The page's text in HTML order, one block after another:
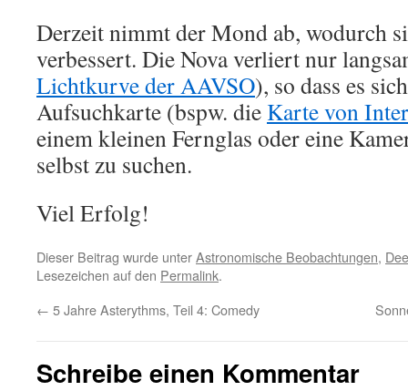
Derzeit nimmt der Mond ab, wodurch
verbessert. Die Nova verliert nur
Lichtkurve der AAVSO), so dass es
Aufsuchkarte (bspw. die Karte von
einem kleinen Fernglas oder eine
selbst zu suchen.
Viel Erfolg!
Dieser Beitrag wurde unterAstronomische Beobachtungen,
Lesezeichen auf den Permalink.
← 5 Jahre Asterythms, Teil 4: Comedy
Schreibe einen Kommentar